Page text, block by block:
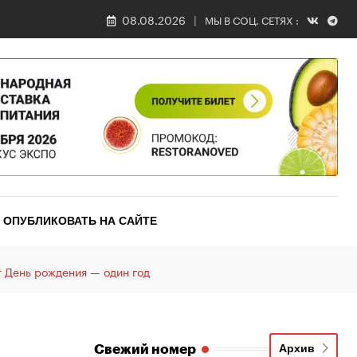
08.08.2026 МЫ В СОЦ. СЕТЯХ :
ОПУБЛИКОВАТЬ НА САЙТЕ
рождения — один год
Свежий номер Архив